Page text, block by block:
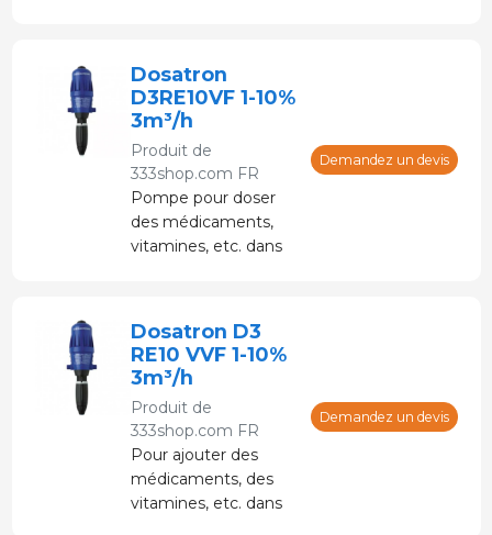
médicaments pour
animaux. Certifié apte
au contact
alimentaire
Dosatron
D3RE10VF 1-10%
3m³/h
Produit de
333shop.com FR
Pompe pour doser
des médicaments,
vitamines, etc. dans
corps de la pompe. Le
produit à doser
n'entre pas en
contact avec la pièce
d'entraînement. Le
dosage souhaité est
facile à régler.
Demandez un devis
Dosatron D3
RE10 VVF 1-10%
3m³/h
Produit de
333shop.com FR
Pour ajouter des
médicaments, des
vitamines, etc. dans
Demandez un devis